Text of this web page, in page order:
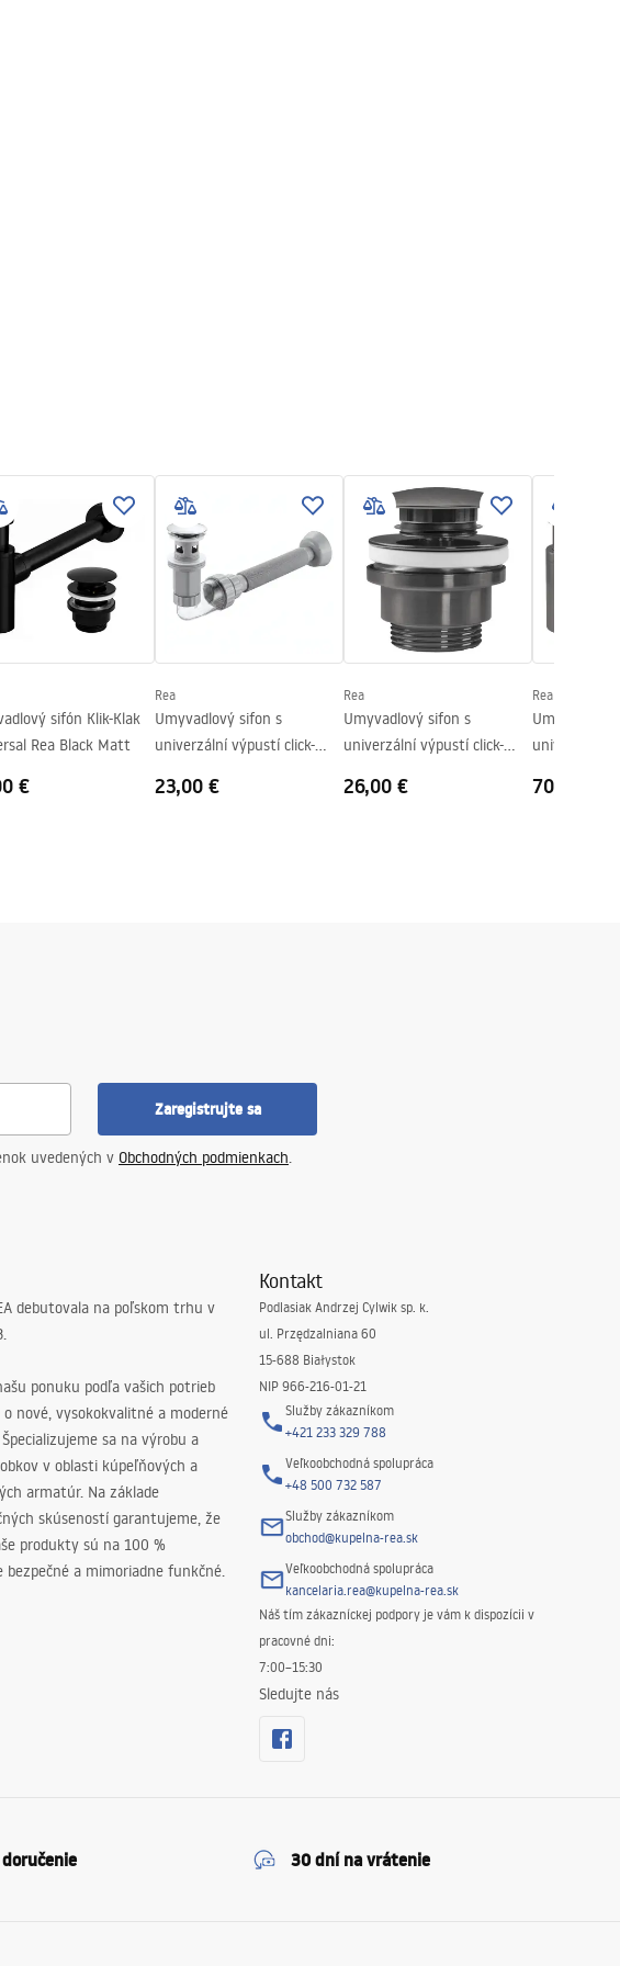
sifón Klik-Klak
Rea Black Matt
€
Rea
Umyvadlový sifon s
univerzální výpustí click-
23,00 €
Rea
Umyvadlový sifon s
univerzální výpustí click-
26,00 €
Rea
Umyvadlový
univerzální
70,00 €
Zaregistrujte sa
uvedených v Obchodných podmienkach.
debutovala na poľskom trhu v
ponuku podľa vašich potrieb
o nové, vysokokvalitné a moderné
sa na výrobu a
v oblasti kúpeľňových a
armatúr. Na základe
skúseností garantujeme, že
produkty sú na 100 %
bezpečné a mimoriadne funkčné.
Kontakt
Podlasiak Andrzej Cylwik sp. k.
ul. Przędzalniana 60
15-688 Białystok
NIP 966-216-01-21
Služby zákazníkom
+421 233 329 788
Veľkoobchodná spolupráca
+48 500 732 587
Služby zákazníkom
obchod@kupelna-rea.sk
Veľkoobchodná spolupráca
kancelaria.rea@kupelna-rea.sk
Náš tím zákazníckej podpory je vám k dispozícii v
pracovné dni:
7:00–15:30
Sledujte nás
30 dní na vrátenie